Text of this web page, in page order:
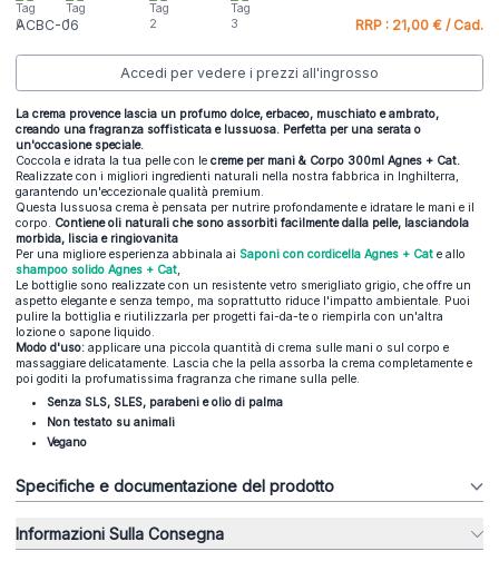
ACBC-06 RRP : 21,00 € / Cad.
Accedi per vedere i prezzi all'ingrosso
La crema provence lascia un profumo dolce, erbaceo, muschiato e ambrato,
creando una fragranza soffisticata e lussuosa. Perfetta per una serata o
un'occasione speciale.
Coccola e idrata la tua pelle con le creme per mani & Corpo 300ml Agnes + Cat.
Realizzate con i migliori ingredienti naturali nella nostra fabbrica in Inghilterra,
garantendo un'eccezionale qualità premium.
Questa lussuosa crema è pensata per nutrire profondamente e idratare le mani e il
corpo. Contiene oli naturali che sono assorbiti facilmente dalla pelle, lasciandola
morbida, liscia e ringiovanita
Per una migliore esperienza abbinala ai Saponi con cordicella Agnes + Cat e allo
shampoo solido Agnes + Cat
Le bottiglie sono realizzate con un resistente vetro smerigliato grigio, che offre un
aspetto elegante e senza tempo, ma soprattutto riduce l'impatto ambientale. Puoi
pulire la bottiglia e riutilizzarla per progetti fai-da-te o riempirla con un'altra
lozione o sapone liquido.
Modo d'uso: applicare una piccola quantità di crema sulle mani o sul corpo e
massaggiare delicatamente. Lascia che la pella assorba la crema completamente e
poi goditi la profumatissima fragranza che rimane sulla pelle.
Senza SLS, SLES, parabeni e olio di palma
Non testato su animali
Vegano
Specifiche e documentazione del prodotto
Informazioni Sulla Consegna